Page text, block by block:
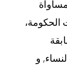
الحكومة،
و